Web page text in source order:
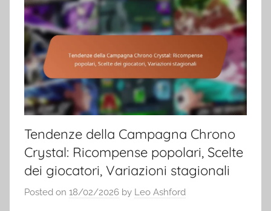
Tendenze della Campagna Chrono
Crystal: Ricompense popolari, Scelte
dei giocatori, Variazioni stagionali
Posted on 18/02/2026 by Leo Ashford